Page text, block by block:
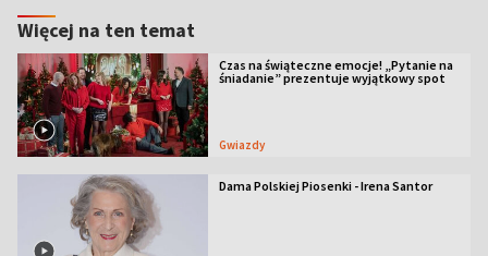
Więcej na ten temat
Czas na świąteczne emocje! „Pytanie na
śniadanie” prezentuje wyjątkowy spot
Gwiazdy
Dama Polskiej Piosenki - Irena Santor